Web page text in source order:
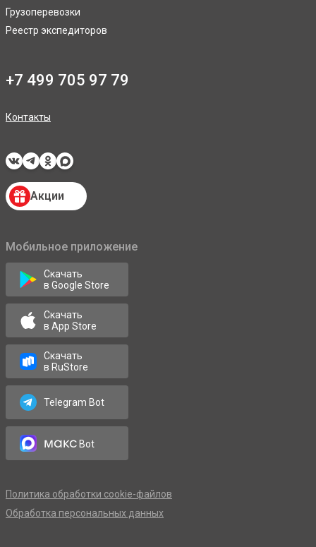
Грузоперевозки
Реестр экспедиторов
+7 499 705 97 79
Контакты
Акции
Мобильное приложение
Скачать
в Google Store
Скачать
в App Store
Скачать
в RuStore
Telegram Bot
максBot
Политика обработки cookie-файлов
Обработка персональных данных